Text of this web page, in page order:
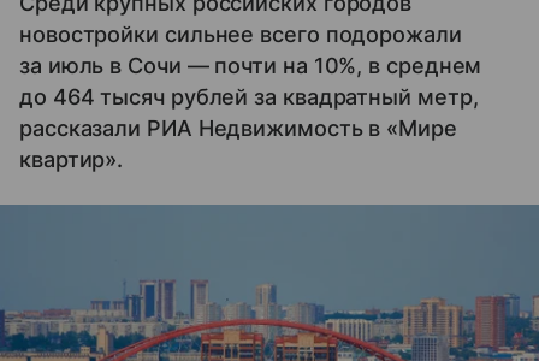
новостройки сильнее всего подорожали
за июль в Сочи — почти на 10%, в среднем
до 464 тысяч рублей за квадратный метр,
рассказали РИА Недвижимость в «Мире
квартир».